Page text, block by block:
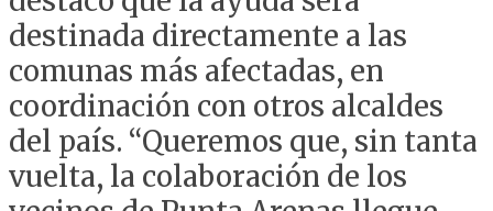
destinada directamente a las
comunas más afectadas, en
coordinación con otros alcaldes
del país. “Queremos que, sin tanta
vuelta, la colaboración de los